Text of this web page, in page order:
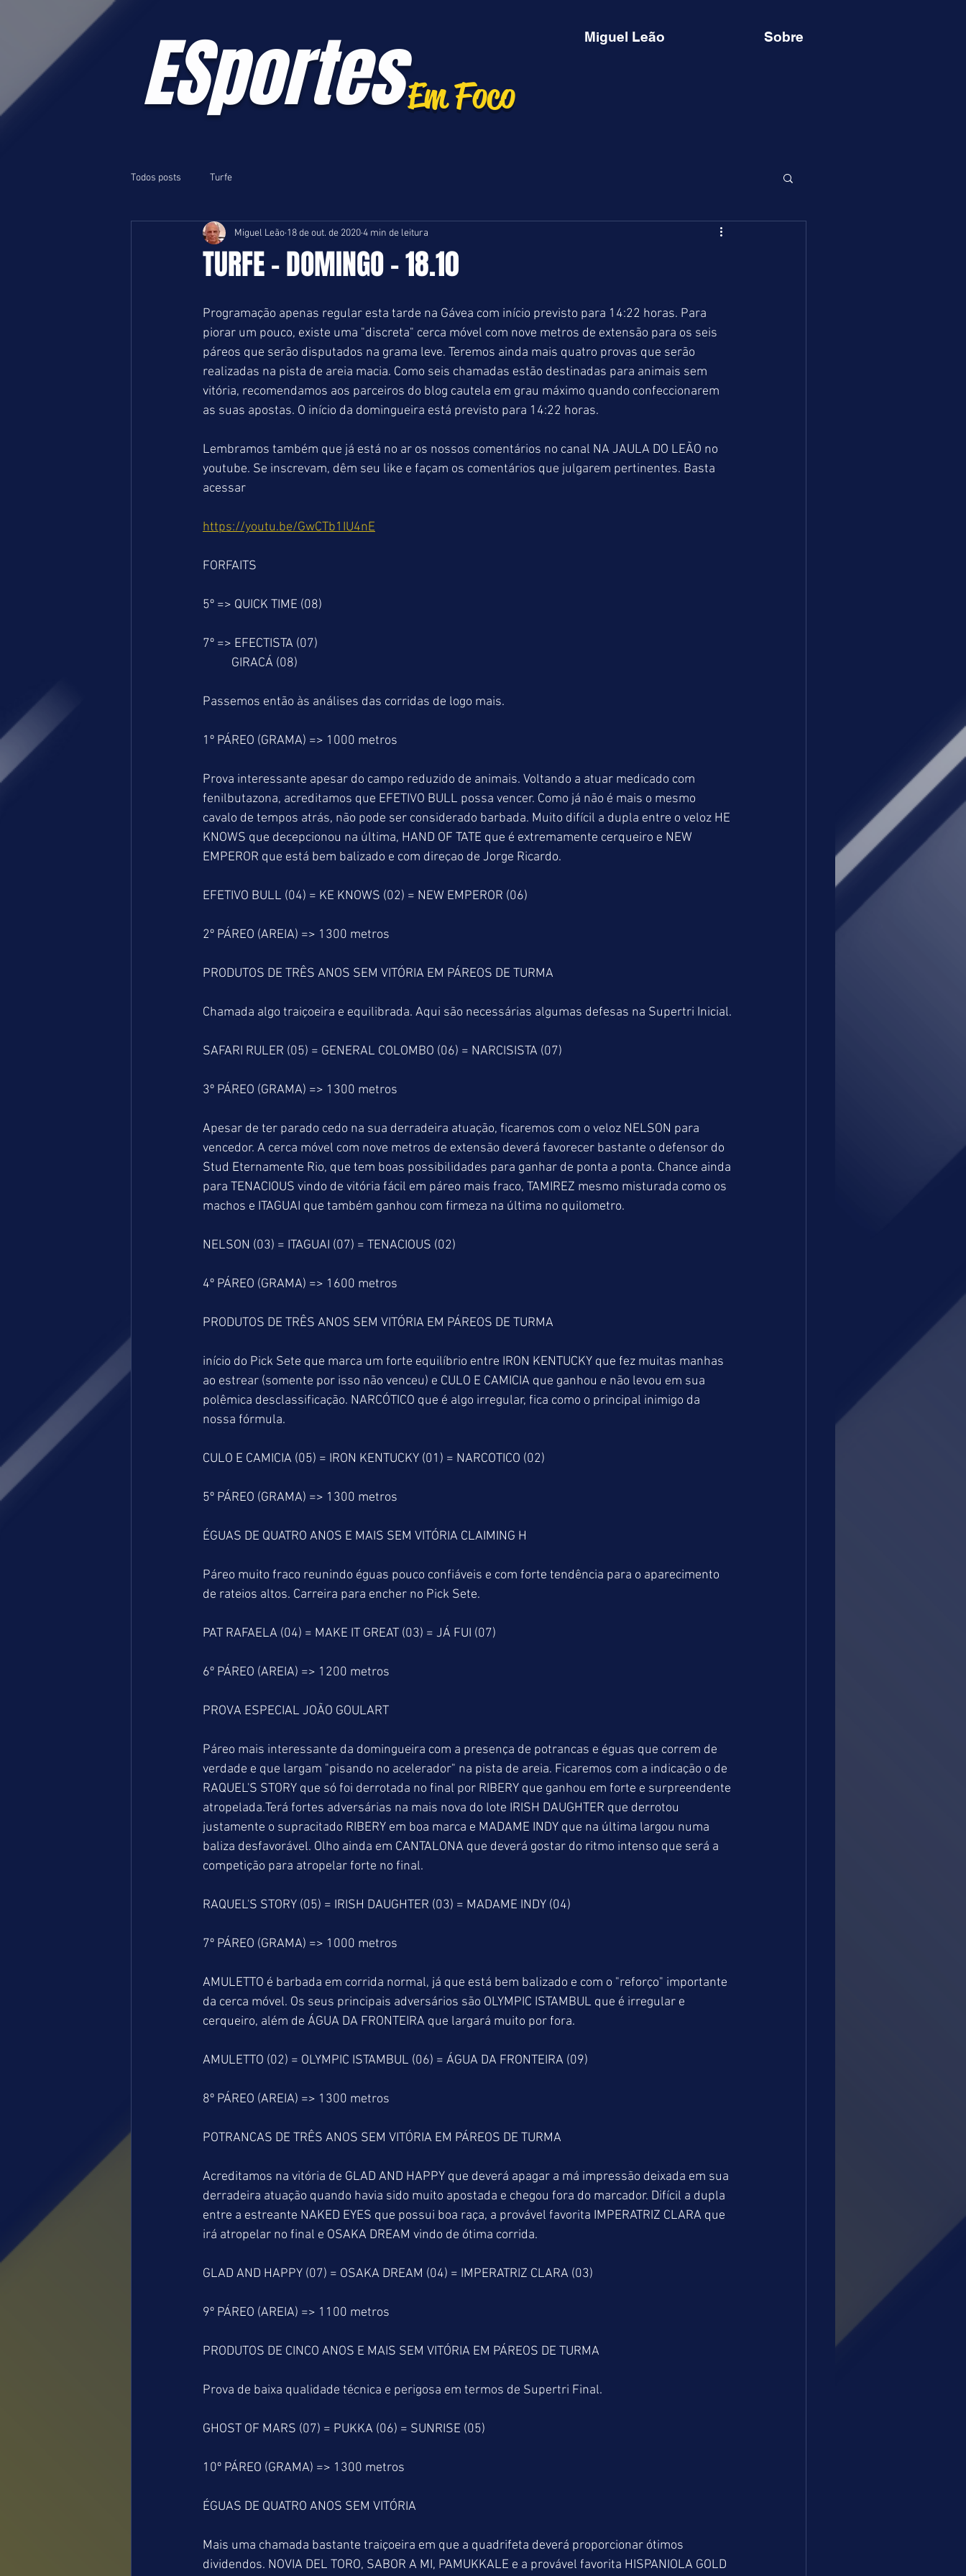
ESportesEm Foco
Miguel Leão Sobre
Todos posts Turfe
TURFE - DOMINGO - 18.10
Miguel Leão 18 de out. de 20204 min de leitura
Programação apenas regular esta tarde na Gávea com início previsto para 14:22 horas. Para
piorar um pouco, existe uma "discreta" cerca móvel com nove metros de extensão para os seis
páreos que serão disputados na grama leve. Teremos ainda mais quatro provas que serão
realizadas na pista de areia macia. Como seis chamadas estão destinadas para animais sem
vitória, recomendamos aos parceiros do blog cautela em grau máximo quando confeccionarem
as suas apostas. O início da domingueira está previsto para 14:22 horas.
Lembramos também que já está no ar os nossos comentários no canal NA JAULA DO LEÃO no
youtube. Se inscrevam, dêm seu like e façam os comentários que julgarem pertinentes. Basta
acessar
https://youtu.be/GwCTb1IU4nE
FORFAITS
5º => QUICK TIME (08)
7º => EFECTISTA (07)
          GIRACÁ (08)
Passemos então às análises das corridas de logo mais.
1º PÁREO (GRAMA) => 1000 metros
Prova interessante apesar do campo reduzido de animais. Voltando a atuar medicado com
fenilbutazona, acreditamos que EFETIVO BULL possa vencer. Como já não é mais o mesmo
cavalo de tempos atrás, não pode ser considerado barbada. Muito difícil a dupla entre o veloz HE
KNOWS que decepcionou na última, HAND OF TATE que é extremamente cerqueiro e NEW
EMPEROR que está bem balizado e com direçao de Jorge Ricardo.
EFETIVO BULL (04) = KE KNOWS (02) = NEW EMPEROR (06)
2º PÁREO (AREIA) => 1300 metros
PRODUTOS DE TRÊS ANOS SEM VITÓRIA EM PÁREOS DE TURMA
Chamada algo traiçoeira e equilibrada. Aqui são necessárias algumas defesas na Supertri Inicial.
SAFARI RULER (05) = GENERAL COLOMBO (06) = NARCISISTA (07)
3º PÁREO (GRAMA) => 1300 metros
Apesar de ter parado cedo na sua derradeira atuação, ficaremos com o veloz NELSON para
vencedor. A cerca móvel com nove metros de extensão deverá favorecer bastante o defensor do
Stud Eternamente Rio, que tem boas possibilidades para ganhar de ponta a ponta. Chance ainda
para TENACIOUS vindo de vitória fácil em páreo mais fraco, TAMIREZ mesmo misturada como os
machos e ITAGUAI que também ganhou com firmeza na última no quilometro.
NELSON (03) = ITAGUAI (07) = TENACIOUS (02)
4º PÁREO (GRAMA) => 1600 metros
PRODUTOS DE TRÊS ANOS SEM VITÓRIA EM PÁREOS DE TURMA
início do Pick Sete que marca um forte equilíbrio entre IRON KENTUCKY que fez muitas manhas
ao estrear (somente por isso não venceu) e CULO E CAMICIA que ganhou e não levou em sua
polêmica desclassificação. NARCÓTICO que é algo irregular, fica como o principal inimigo da
nossa fórmula.
CULO E CAMICIA (05) = IRON KENTUCKY (01) = NARCOTICO (02)
5º PÁREO (GRAMA) => 1300 metros
ÉGUAS DE QUATRO ANOS E MAIS SEM VITÓRIA CLAIMING H
Páreo muito fraco reunindo éguas pouco confiáveis e com forte tendência para o aparecimento
de rateios altos. Carreira para encher no Pick Sete.
PAT RAFAELA (04) = MAKE IT GREAT (03) = JÁ FUI (07)
6º PÁREO (AREIA) => 1200 metros
PROVA ESPECIAL JOÃO GOULART
Páreo mais interessante da domingueira com a presença de potrancas e éguas que correm de
verdade e que largam "pisando no acelerador" na pista de areia. Ficaremos com a indicação o de
RAQUEL'S STORY que só foi derrotada no final por RIBERY que ganhou em forte e surpreendente
atropelada.Terá fortes adversárias na mais nova do lote IRISH DAUGHTER que derrotou
justamente o supracitado RIBERY em boa marca e MADAME INDY que na última largou numa
baliza desfavorável. Olho ainda em CANTALONA que deverá gostar do ritmo intenso que será a
competição para atropelar forte no final.
RAQUEL'S STORY (05) = IRISH DAUGHTER (03) = MADAME INDY (04)
7º PÁREO (GRAMA) => 1000 metros
AMULETTO é barbada em corrida normal, já que está bem balizado e com o "reforço" importante
da cerca móvel. Os seus principais adversários são OLYMPIC ISTAMBUL que é irregular e
cerqueiro, além de ÁGUA DA FRONTEIRA que largará muito por fora.
AMULETTO (02) = OLYMPIC ISTAMBUL (06) = ÁGUA DA FRONTEIRA (09)
8º PÁREO (AREIA) => 1300 metros
POTRANCAS DE TRÊS ANOS SEM VITÓRIA EM PÁREOS DE TURMA
Acreditamos na vitória de GLAD AND HAPPY que deverá apagar a má impressão deixada em sua
derradeira atuação quando havia sido muito apostada e chegou fora do marcador. Difícil a dupla
entre a estreante NAKED EYES que possui boa raça, a provável favorita IMPERATRIZ CLARA que
irá atropelar no final e OSAKA DREAM vindo de ótima corrida.
GLAD AND HAPPY (07) = OSAKA DREAM (04) = IMPERATRIZ CLARA (03)
9º PÁREO (AREIA) => 1100 metros
PRODUTOS DE CINCO ANOS E MAIS SEM VITÓRIA EM PÁREOS DE TURMA
Prova de baixa qualidade técnica e perigosa em termos de Supertri Final.
GHOST OF MARS (07) = PUKKA (06) = SUNRISE (05)
10º PÁREO (GRAMA) => 1300 metros
ÉGUAS DE QUATRO ANOS SEM VITÓRIA
Mais uma chamada bastante traiçoeira em que a quadrifeta deverá proporcionar ótimos
dividendos. NOVIA DEL TORO, SABOR A MI, PAMUKKALE e a provável favorita HISPANIOLA GOLD